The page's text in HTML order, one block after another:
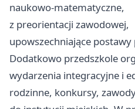
naukowo‑matematyczne,
z preorientacji zawodowej,
upowszechniające
Dodatkowo przedszkole
wydarzenia integracyjne i
rodzinne, konkursy,